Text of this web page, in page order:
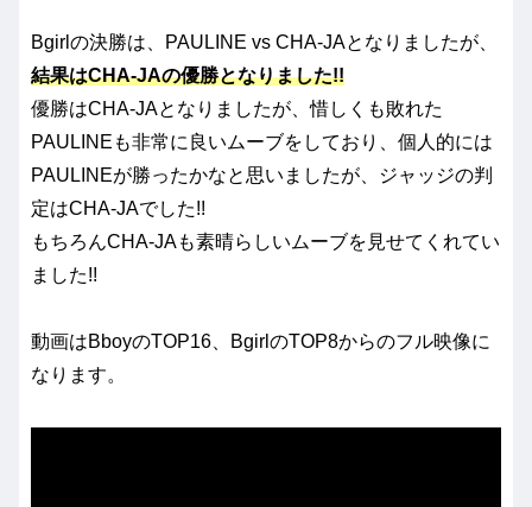
Bgirlの決勝は、PAULINE vs CHA-JAとなりましたが、
結果はCHA-JAの優勝となりました!!
優勝はCHA-JAとなりましたが、惜しくも敗れた
PAULINEも非常に良いムーブをしており、個人的には
PAULINEが勝ったかなと思いましたが、ジャッジの判
定はCHA-JAでした!!
もちろんCHA-JAも素晴らしいムーブを見せてくれてい
ました!!
動画はBboyのTOP16、BgirlのTOP8からのフル映像に
なります。